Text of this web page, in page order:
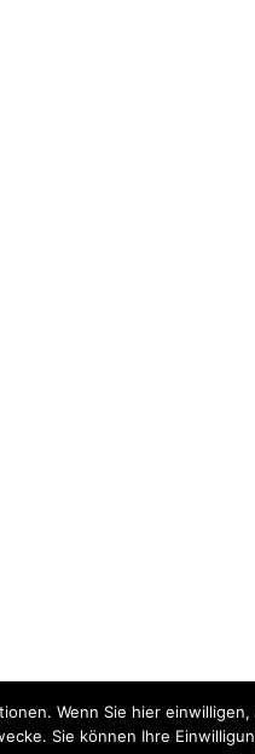
Wenn Sie hier
Sie können Ihre